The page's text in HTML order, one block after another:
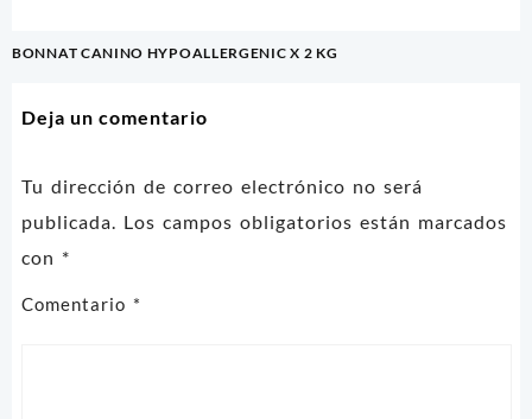
Navegación
BONNAT CANINO HYPOALLERGENIC X 2 KG
Deja un comentario
Tu dirección de correo electrónico no será
publicada. Los campos obligatorios están marcados
con *
Comentario *